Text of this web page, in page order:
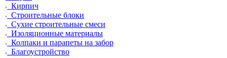
Кирпич
Строительные блоки
Сухие строительные смеси
Изоляционные материалы
Колпаки и парапеты на забор
Благоустройство